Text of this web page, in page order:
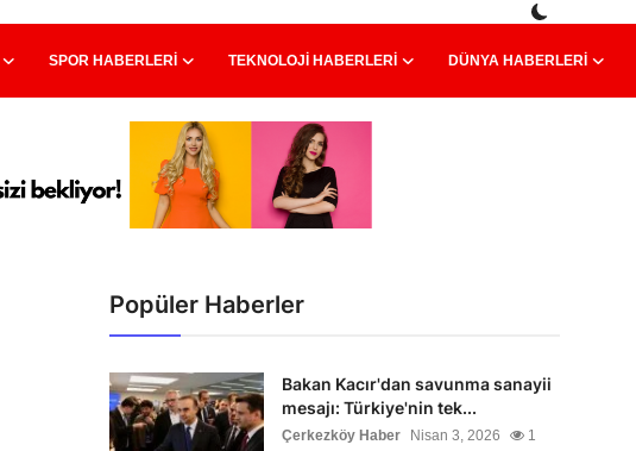
SPOR HABERLERI TEKNOLOJI HABERLERI DÜNYA HABERLERI
Popüler Haberler
Bakan Kacır'dan savunma sanayii
mesajı: Türkiye'nin tek...
Çerkezköy Haber Nisan 3, 2026 1